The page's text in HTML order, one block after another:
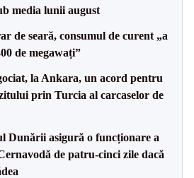
media lunii august
de seară, consumul de curent „a
de megawați”
la Ankara, un acord pentru
prin Turcia al carcaselor de
Dunării asigură o funcționare a
de patru-cinci zile dacă